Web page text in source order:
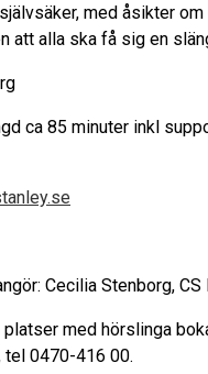
med åsikter
att alla ska få sig en
ca 85 minuter inkl
Cecilia Stenborg, CS
med hörslinga
tel 0470-416 00.